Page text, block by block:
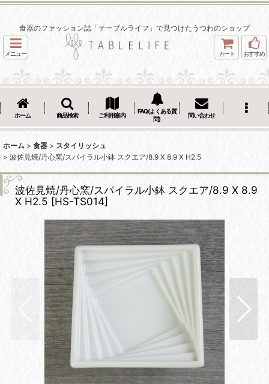
食器のファッション誌「テーブルライフ」で見つけたうつわのショップ
メニュー カート おすすめ
ホーム 商品検索 ご利用案内
FAQ(よくある質
問)
問い合わせ
ホーム > 食器 > スタイリッシュ
> 波佐見焼/丹心窯/スパイラル小鉢 スクエア/8.9 X 8.9 X H2.5
波佐見焼/丹心窯/スパイラル小鉢 スクエア/8.9 X 8.9
X H2.5 [HS-TS014]